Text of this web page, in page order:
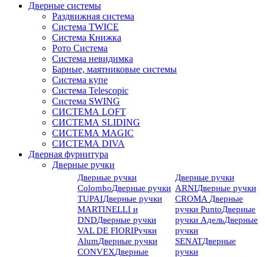
Дверные системы
Раздвижная система
Система TWICE
Система Книжка
Рото Система
Система невидимка
Барные, маятниковые системы
Система купе
Система Telescopic
Система SWING
СИСТЕМА LOFT
СИСТЕМА SLIDING
СИСТЕМА MAGIC
СИСТЕМА DIVA
Дверная фурнитура
Дверные ручки
Дверные ручки
ColomboДверные ручки
TUPAIДверные ручки
MARTINELLI и
DNDДверные ручки
VAL DE FIORIРучки
AlumДверные ручки
CONVEXДверные
Дверные ручки
ARNIДверные ручки
CROMA Дверные
ручки PuntoДверные
ручки АдельДверные
ручки
SENATДверные
ручки